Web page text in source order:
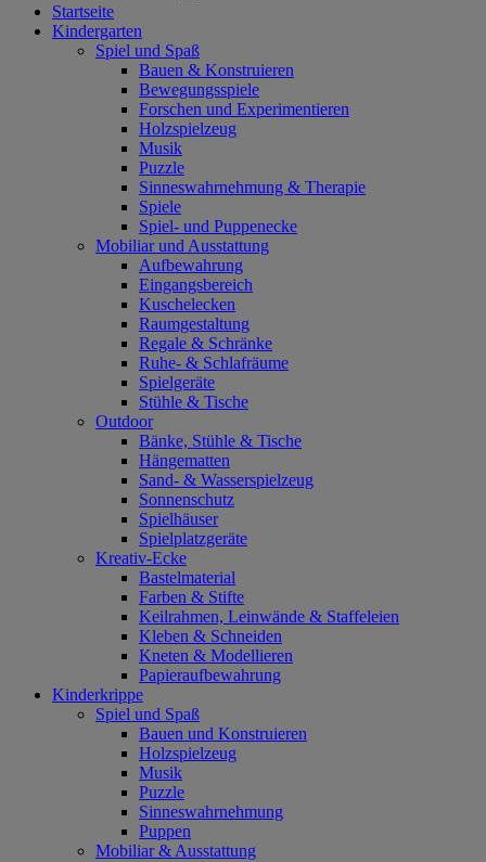
Startseite
Kindergarten
Spiel und Spaß
Bauen & Konstruieren
Bewegungsspiele
Forschen und Experimentieren
Holzspielzeug
Musik
Puzzle
Sinneswahrnehmung & Therapie
Spiele
Spiel- und Puppenecke
Mobiliar und Ausstattung
Aufbewahrung
Eingangsbereich
Kuschelecken
Raumgestaltung
Regale & Schränke
Ruhe- & Schlafräume
Spielgeräte
Stühle & Tische
Outdoor
Bänke, Stühle & Tische
Hängematten
Sand- & Wasserspielzeug
Sonnenschutz
Spielhäuser
Spielplatzgeräte
Kreativ-Ecke
Bastelmaterial
Farben & Stifte
Keilrahmen, Leinwände & Staffeleien
Kleben & Schneiden
Kneten & Modellieren
Papieraufbewahrung
Kinderkrippe
Spiel und Spaß
Bauen und Konstruieren
Holzspielzeug
Musik
Puzzle
Sinneswahrnehmung
Puppen
Mobiliar & Ausstattung